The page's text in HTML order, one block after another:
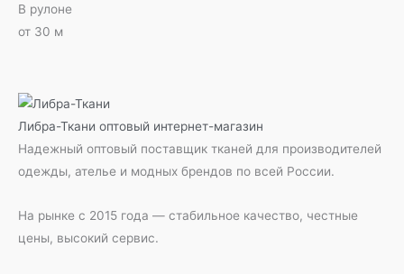
В рулоне
от 30 м
Либра-Ткани оптовый интернет-магазин
Надежный оптовый поставщик тканей для производителей
одежды, ателье и модных брендов по всей России.
На рынке с 2015 года — стабильное качество, честные
цены, высокий сервис.